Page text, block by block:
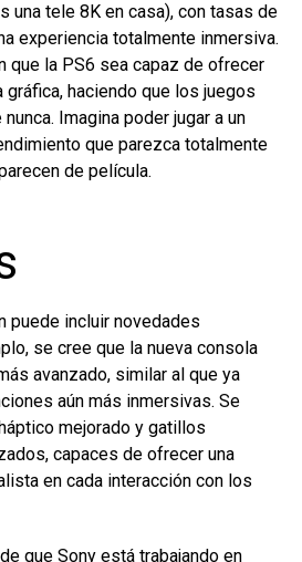
una tele 8K en casa), con tasas de
experiencia totalmente inmersiva.
que la PS6 sea capaz de ofrecer
gráfica, haciendo que los juegos
Imagina poder jugar a un
que parezca totalmente
de película.
puede incluir novedades
se cree que la nueva consola
avanzado, similar al que ya
aún más inmersivas. Se
mejorado y gatillos
capaces de ofrecer una
en cada interacción con los
que Sony está trabajando en